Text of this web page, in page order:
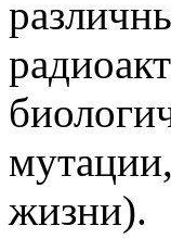
жизни).